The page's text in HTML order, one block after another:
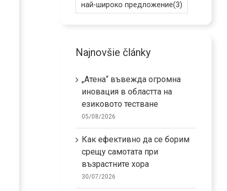
най-широко предложение(3)
Najnovšie články
„Атена“ въвежда огромна
иновация в областта на
езиковото тестване
05/08/2026
Как ефективно да се борим
срещу самотата при
възрастните хора
30/07/2026